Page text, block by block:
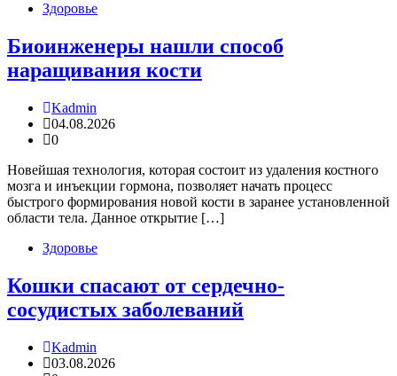
Здоровье
Биоинженеры нашли способ
наращивания кости
Kadmin
04.08.2026
0
Новейшая технология, которая состоит из удаления костного
мозга и инъекции гормона, позволяет начать процесс
быстрого формирования новой кости в заранее установленной
области тела. Данное открытие […]
Здоровье
Кошки спасают от сердечно-
сосудистых заболеваний
Kadmin
03.08.2026